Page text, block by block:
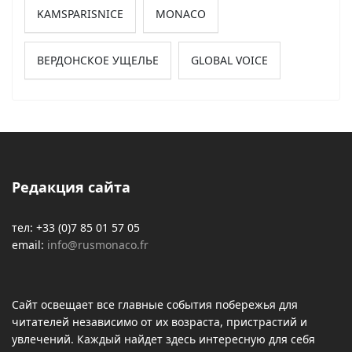
KAMSPARISNICE MONACO
ВЕРДОНСКОЕ УЩЕЛЬЕ GLOBAL VOICE
Редакция сайта
тел: +33 (0)7 85 01 57 05
email: info@rusmonaco.fr
Сайт освещает все главные события побережья для
читателей независимо от их возраста, пристрастий и
увлечений. Каждый найдет здесь интересную для себя